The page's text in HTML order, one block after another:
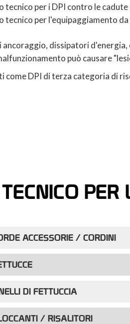
tecnico per i DPI contro le
tecnico per l'equipaggiamento da
dissipatori
può causare
come DPI di terza categoria di
ACCESSORIE / CORDINI
DI FETTUCCIA
/ RISALITORI